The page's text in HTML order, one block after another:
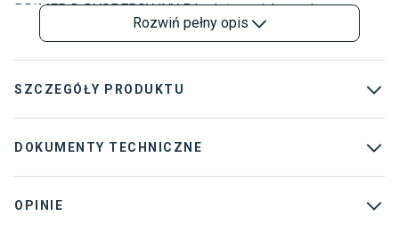
PRIMER D DYSPERSYJNY 5 L służy zwiększeniu
przyczepności masy i kleju do podłoża. Wykorzystywany
jest do gruntowania podłoży nasiąkliwych i nienasiąkliwych,
pod masy, kleje dyspersyjne, żywiczne i poliuretanowe.
kółka mebli biurowych.
Rozwiń pełny opis
SZCZEGÓŁY PRODUKTU
Dostawca
DOKUMENTY TECHNICZNE
Karta techniczna
OPINIE